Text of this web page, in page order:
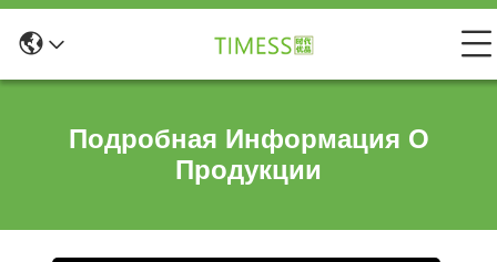
Подробная Информация О
Продукции